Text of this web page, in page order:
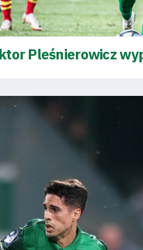
Pleśnierowicz